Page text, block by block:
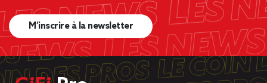
M’inscrire à la newsletter